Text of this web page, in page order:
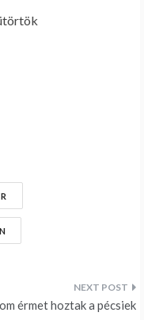
érmet hoztak a pécsiek